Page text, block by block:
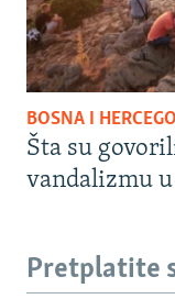
BOSNA I
Šta su
vandalizmu
Pretplatite